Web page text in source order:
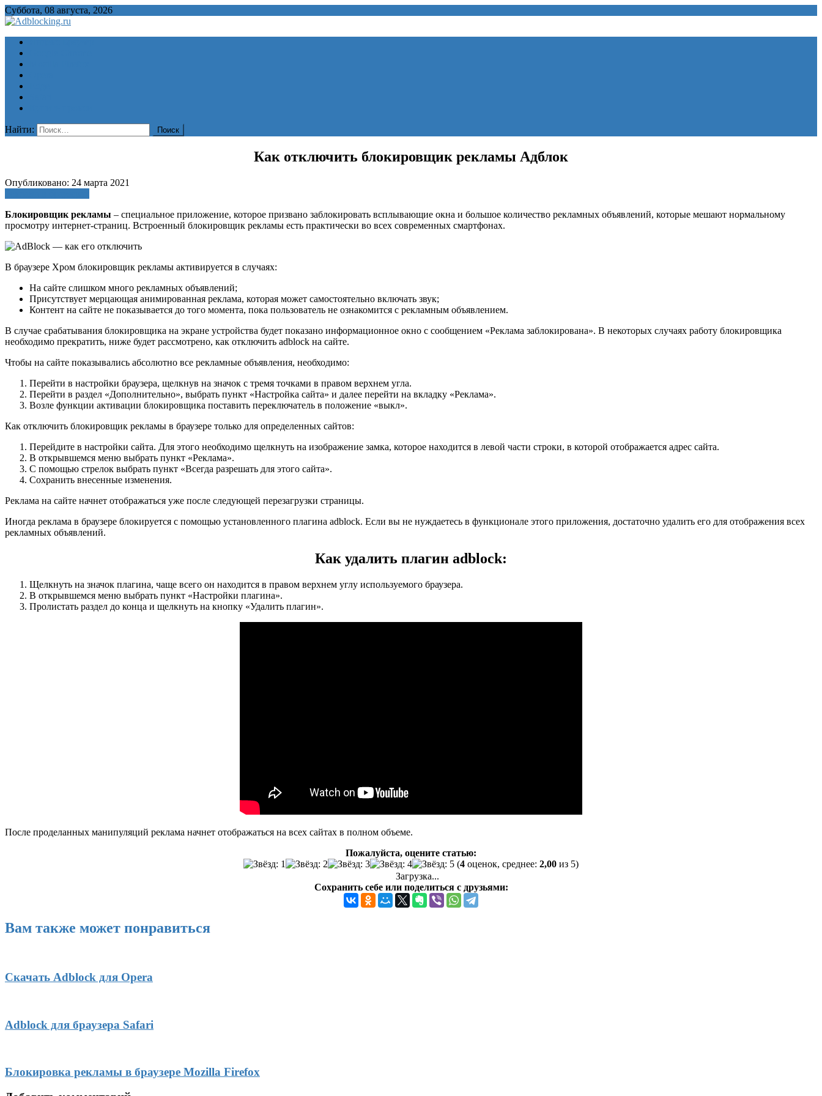
Суббота, 08 августа, 2026
Adblocking.ru
Скачать блокировщик рекламы для всех браузеров бесплатно
Найти:
Как отключить блокировщик рекламы Адблок
Опубликовано: 24 марта 2021
Блокировщик рекламы – специальное приложение, которое призвано заблокировать всплывающие окна и большое количество рекламных объявлений, которые мешают нормальному
просмотру интернет-страниц. Встроенный блокировщик рекламы есть практически во всех современных смартфонах.
В браузере Хром блокировщик рекламы активируется в случаях:
На сайте слишком много рекламных объявлений;
Присутствует мерцающая анимированная реклама, которая может самостоятельно включать звук;
Контент на сайте не показывается до того момента, пока пользователь не ознакомится с рекламным объявлением.
В случае срабатывания блокировщика на экране устройства будет показано информационное окно с сообщением «Реклама заблокирована». В некоторых случаях работу блокировщика
необходимо прекратить, ниже будет рассмотрено, как отключить adblock на сайте.
Чтобы на сайте показывались абсолютно все рекламные объявления, необходимо:
Перейти в настройки браузера, щелкнув на значок с тремя точками в правом верхнем угла.
Перейти в раздел «Дополнительно», выбрать пункт «Настройка сайта» и далее перейти на вкладку «Реклама».
Возле функции активации блокировщика поставить переключатель в положение «выкл».
Как отключить блокировщик рекламы в браузере только для определенных сайтов:
Перейдите в настройки сайта. Для этого необходимо щелкнуть на изображение замка, которое находится в левой части строки, в которой отображается адрес сайта.
В открывшемся меню выбрать пункт «Реклама».
С помощью стрелок выбрать пункт «Всегда разрешать для этого сайта».
Сохранить внесенные изменения.
Реклама на сайте начнет отображаться уже после следующей перезагрузки страницы.
Иногда реклама в браузере блокируется с помощью установленного плагина adblock. Если вы не нуждаетесь в функционале этого приложения, достаточно удалить его для отображения всех
рекламных объявлений.
Как удалить плагин adblock:
Щелкнуть на значок плагина, чаще всего он находится в правом верхнем углу используемого браузера.
В открывшемся меню выбрать пункт «Настройки плагина».
Пролистать раздел до конца и щелкнуть на кнопку «Удалить плагин».
После проделанных манипуляций реклама начнет отображаться на всех сайтах в полном объеме.
Пожалуйста, оцените статью:
(4 оценок, среднее: 2,00 из 5)
Загрузка...
Сохранить себе или поделиться с друзьями:
Вам также может понравиться
Скачать Adblock для Opera
Adblock для браузера Safari
Блокировка рекламы в браузере Mozilla Firefox